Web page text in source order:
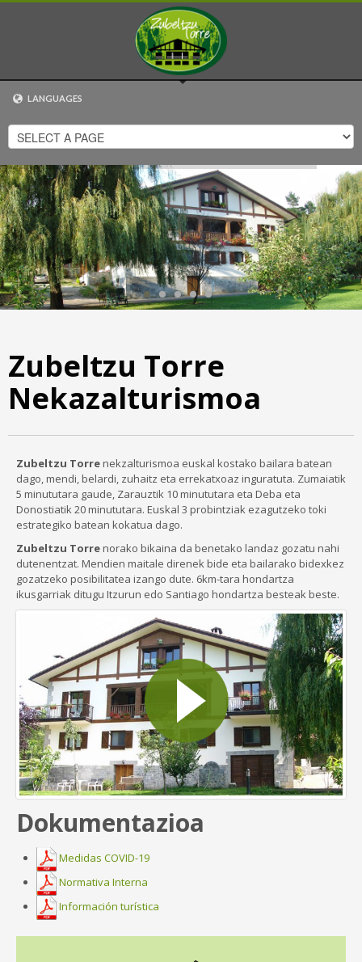
LANGUAGES
EUSKARA
ESPAÑOL
ENGLISH
FRANÇAIS
Zubeltzu Torre
Nekazalturismoa
Zubeltzu Torrenekzalturismoa euskal kostako bailara batean
dago, mendi, belardi, zuhaitz eta errekatxoaz inguratuta. Zumaiatik
5 minututara gaude, Zarauztik 10 minututara eta Deba eta
Donostiatik 20 minututara. Euskal 3 probintziak ezagutzeko toki
estrategiko batean kokatua dago.
Zubeltzu Torrenorako bikaina da benetako landaz gozatu nahi
dutenentzat. Mendien maitale direnek bide eta bailarako bidexkez
gozatzeko posibilitatea izango dute. 6km-tara hondartza
ikusgarriak ditugu Itzurun edo Santiago hondartza besteak beste.
Dokumentazioa
Medidas COVID-19
Normativa Interna
Información turística